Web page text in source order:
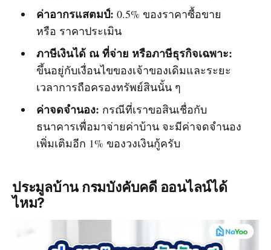
ค่าอากรแสตมป์: 0.5% ของราคาซื้อขาย
หรือ ราคาประเมิน
ภาษีเงินได้ ณ ที่จ่าย หรือภาษีธุรกิจเฉพาะ:
ขึ้นอยู่กับเงื่อนไขของเจ้าของเดิมและระยะ
เวลาการถือครองทรัพย์สินนั้น ๆ
ค่าจดจำนอง: กรณีที่เราขอสินเชื่อกับ
ธนาคารเพื่อมาจ่ายค่าบ้าน จะมีค่าจดจำนอง
เพิ่มเติมอีก 1% ของวงเงินกู้ครับ
ประมูลบ้าน กรมบังคับคดี ออนไลน์ได้
ไหม?